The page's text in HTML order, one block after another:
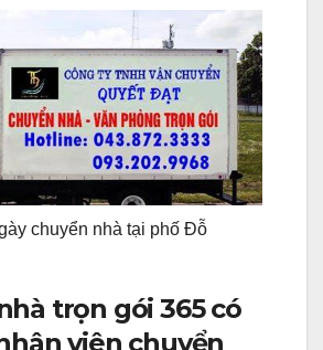
chuyển nhà tại phố Đỗ
trọn gói 365 có
viên chuyển